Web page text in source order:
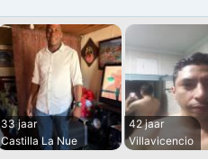
33 jaar
Castilla La Nue
42 jaar
Villavicencio